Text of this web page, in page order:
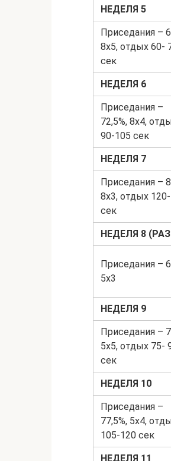
НЕДЕЛЯ 5
Приседания –
8х5, отдых 60‐
сек
НЕДЕЛЯ 6
Приседания –
72,5%, 8х4,
90‐105 сек
НЕДЕЛЯ 7
Приседания –
8х3, отдых
сек
НЕДЕЛЯ 8
Приседания –
5х3
НЕДЕЛЯ 9
Приседания –
5х5, отдых 75‐
сек
НЕДЕЛЯ 10
Приседания –
77,5%, 5х4,
105‐120 сек
НЕДЕЛЯ 11